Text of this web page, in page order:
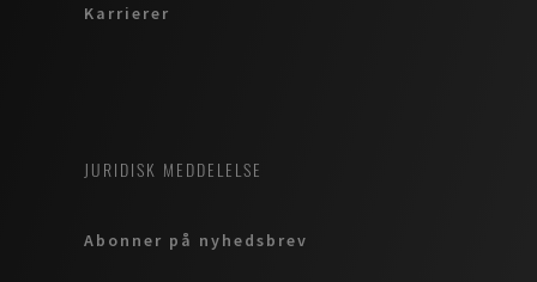
Karrierer
JURIDISK MEDDELELSE
Abonner på nyhedsbrev